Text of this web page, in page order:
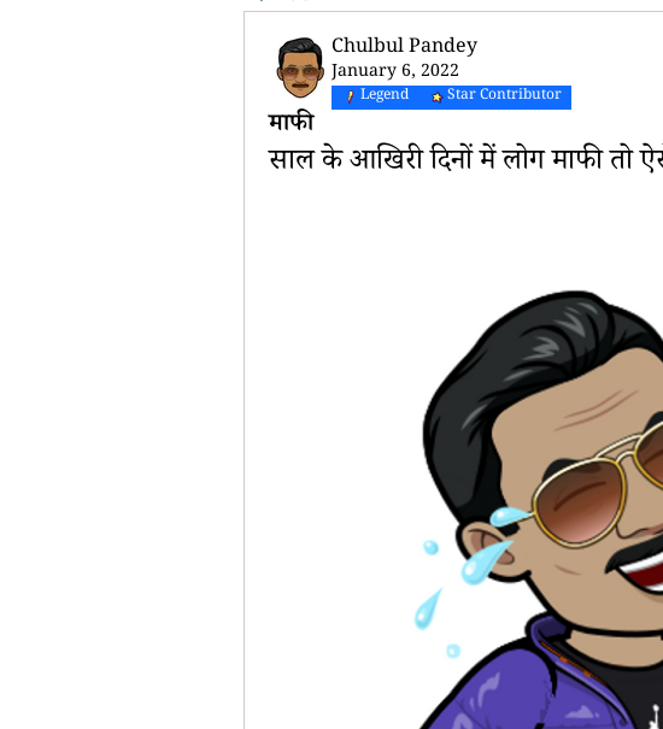
Chulbul Pandey
January 6, 2022
Legend Star Contributor
माफी
साल के आखिरी दिनों में लोग माफी तो